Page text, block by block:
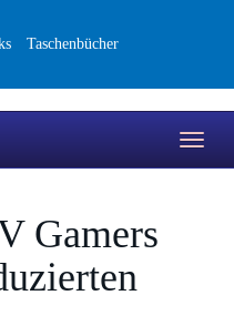
Taschenbücher
Toggle
Gamers